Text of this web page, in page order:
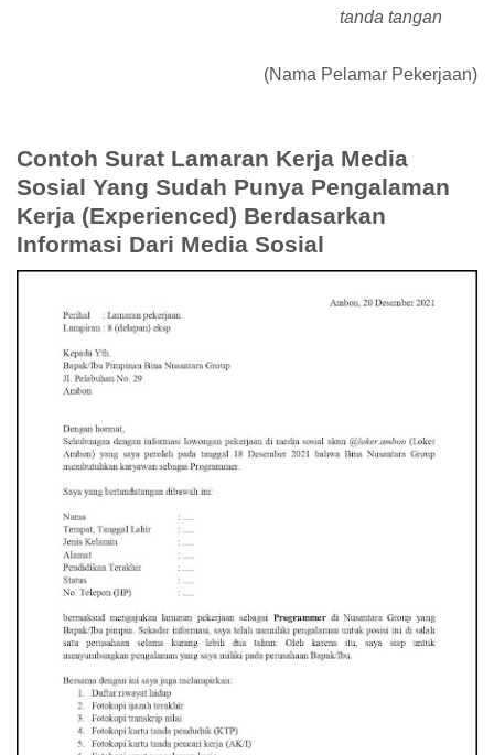
tanda tangan
(Nama Pelamar Pekerjaan)
Contoh Surat Lamaran Kerja Media
Sosial Yang Sudah Punya Pengalaman
Kerja (Experienced) Berdasarkan
Informasi Dari Media Sosial